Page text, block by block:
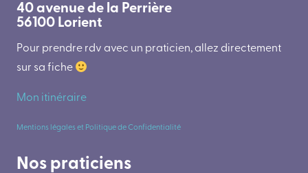
40 avenue de la Perrière
56100 Lorient
Pour prendre rdv avec un praticien, allez directement
sur sa fiche
Mon itinéraire
Mentions légales et Politique de Confidentialité
Nos praticiens